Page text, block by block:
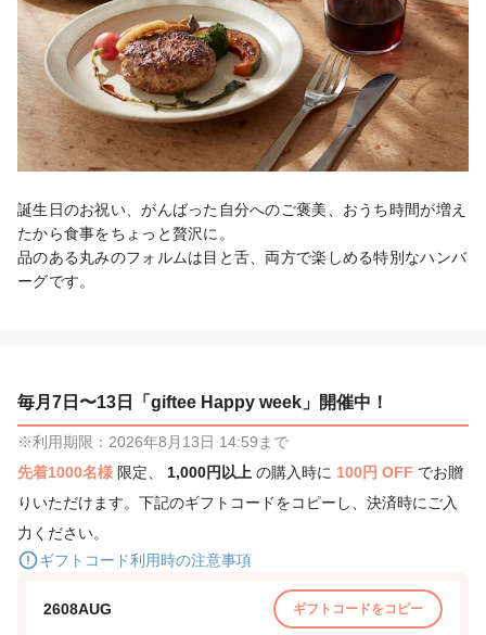
誕生日のお祝い、がんばった自分へのご褒美、おうち時間が増え
たから食事をちょっと贅沢に。
品のある丸みのフォルムは目と舌、両方で楽しめる特別なハンバ
ーグです。
毎月7日〜13日「giftee Happy week」開催中！
※利用期限：2026年8月13日 14:59まで
先着1000名様 限定、 1,000円以上 の購入時に 100円 OFF でお贈
りいただけます。下記のギフトコードをコピーし、決済時にご入
力ください。
ギフトコード利用時の注意事項
2608AUG ギフトコードをコピー